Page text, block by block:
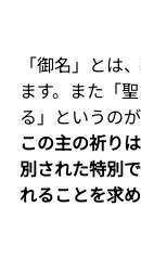
「御名」とは
ます。また「
る」というの
この主の祈り
別された特別
れることを求め